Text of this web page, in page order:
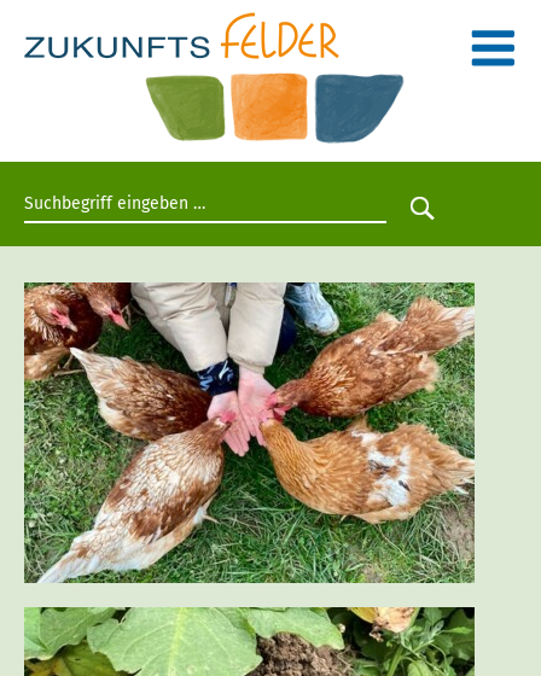
Suchbegriff eingeben
Suche